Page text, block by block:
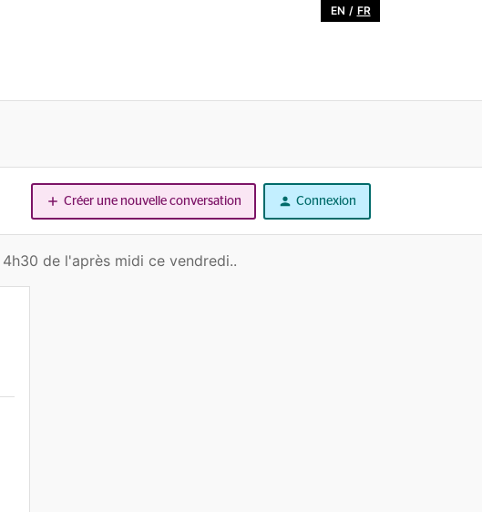
EN / FR
Créer une nouvelle conversation Connexion
de l'après midi ce vendredi..